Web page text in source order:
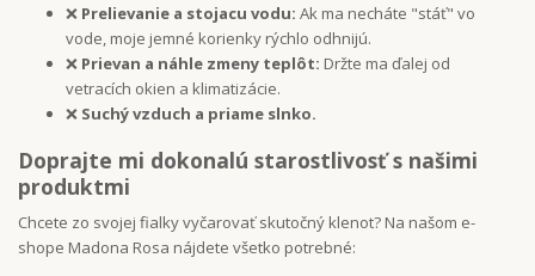
❌ Prelievanie a stojacu vodu: Ak ma necháte "stáť" vo
vode, moje jemné korienky rýchlo odhnijú.
❌ Prievan a náhle zmeny teplôt: Držte ma ďalej od
vetracích okien a klimatizácie.
❌ Suchý vzduch a priame slnko.
Doprajte mi dokonalú starostlivosť s našimi
produktmi
Chcete zo svojej fialky vyčarovať skutočný klenot? Na našom e-
shope Madona Rosa nájdete všetko potrebné: